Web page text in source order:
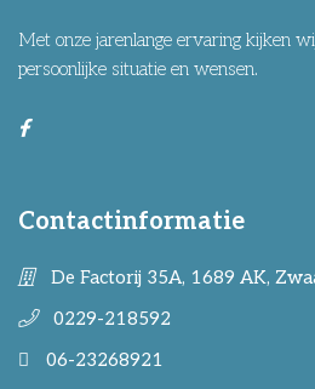
Met onze jarenlange ervaring kijken
persoonlijke situatie en wensen.
Contactinformatie
De Factorij 35A, 1689 AK,
0229-218592
06-23268921